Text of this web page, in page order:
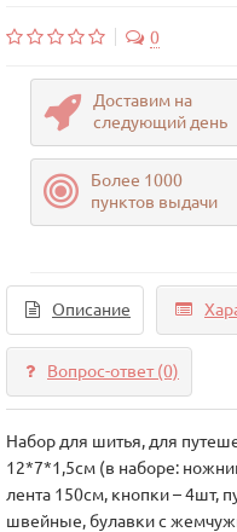
0
Доставим на
следующий день
Более 1000
пунктов выдачи
Описание
Вопрос-ответ(0)
Набор для шитья, для
12*7*1,5см (в наборе:
лента 150см, кнопки – 4шт,
швейные, булавки с